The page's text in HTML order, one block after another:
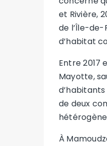
et Rivière,
de l’Île-
d’habitat
Entre 2017
Mayotte,
de deux
À